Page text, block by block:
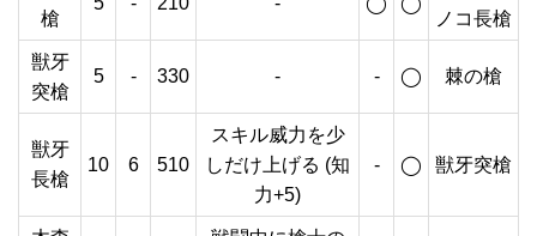
槍
ノコ長槍
獣牙
突槍
5 - 330 - - ◯ 棘の槍
獣牙
長槍
10 6 510
スキル威力を少
しだけ上げる (知
力+5)
- ◯ 獣牙突槍